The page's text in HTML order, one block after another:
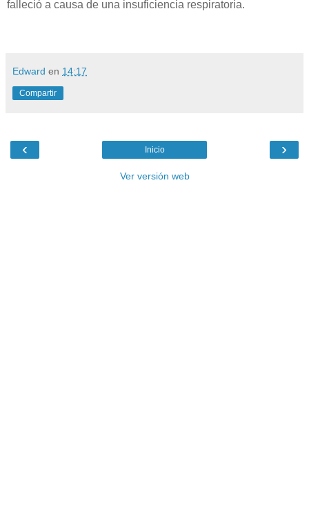
falleció a causa de una insuficiencia respiratoria.
Edward en 14:17
Compartir
‹ ›
Inicio
Ver versión web